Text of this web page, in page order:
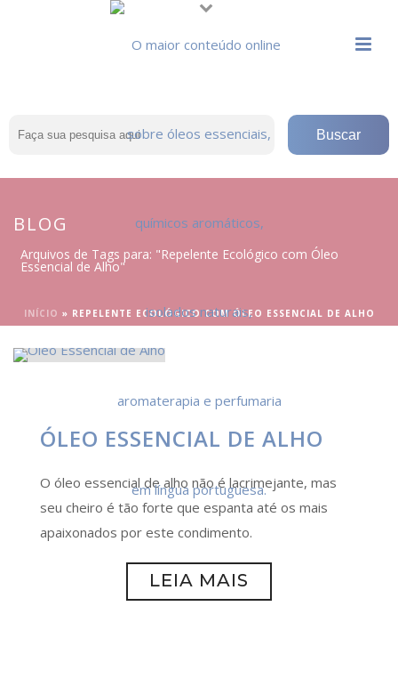
BLOG
Arquivos de Tags para: "Repelente Ecológico com Óleo
Essencial de Alho"
INÍCIO » REPELENTE ECOLÓGICO COM ÓLEO ESSENCIAL DE ALHO
ÓLEO ESSENCIAL DE ALHO
O óleo essencial de alho não é lacrimejante, mas
seu cheiro é tão forte que espanta até os mais
apaixonados por este condimento.
LEIA MAIS